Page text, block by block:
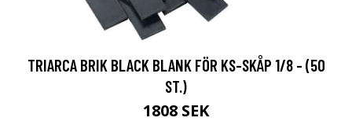
TRIARCA BRIK BLACK BLANK FÖR KS-SKÅP 1/8 - (50
ST.)
1808 SEK